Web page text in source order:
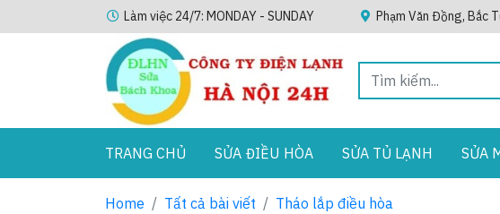
Làm việc 24/7: MONDAY - SUNDAY Phạm Văn Đồng, Bắc
TRANG CHỦ SỬA ĐIỀU HÒA SỬA TỦ LẠNH SỬA
Home Tất cả bài viết Tháo lắp điều hòa